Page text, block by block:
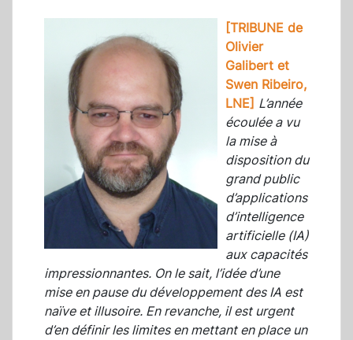
[TRIBUNE de
Olivier
Galibert et
Swen Ribeiro,
LNE] L’année
écoulée a vu
la mise à
disposition du
grand public
d’applications
d’intelligence
artificielle (IA)
aux capacités
impressionnantes. On le sait, l’idée d’une
mise en pause du développement des IA est
naïve et illusoire. En revanche, il est urgent
d’en définir les limites en mettant en place un